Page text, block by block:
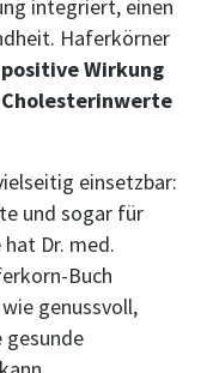
integriert, einen
Haferkörner
positive Wirkung
einsetzbar:
und sogar für
hat Dr. med.
Buch
genussvoll,